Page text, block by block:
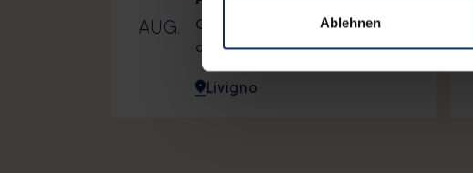
Ablehnen
AUG.
Genießen Sie die Darbietung
der Gruppe Folk vom Livigno!
Livigno